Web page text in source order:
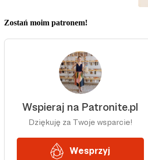
Zostań moim patronem!